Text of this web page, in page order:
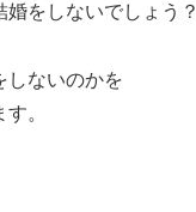
をしないでしょう？
しないのかを
。